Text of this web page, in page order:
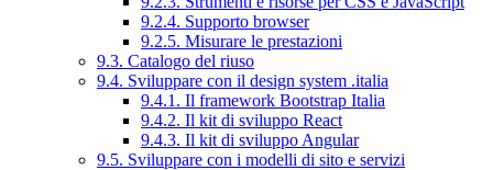
9.2.4. Supporto browser
9.2.5. Misurare le prestazioni
9.3. Catalogo del riuso
9.4. Sviluppare con il design system .italia
9.4.1. Il framework Bootstrap Italia
9.4.2. Il kit di sviluppo React
9.4.3. Il kit di sviluppo Angular
9.5. Sviluppare con i modelli di sito e servizi